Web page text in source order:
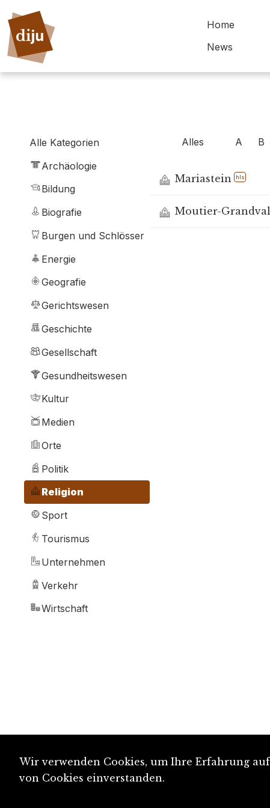
Home
News
Alle Kategorien
Archäologie
Bildung
Biografie
Burgen und Schlösser
Energie
Geografie
Gerichtswesen
Geschichte
Gesellschaft
Gesundheitswesen
Kultur
Medien
Orte
Politik
Religion
Sport
Tourismus
Unternehmen
Verkehr
Wirtschaft
Alles A B
Mariastein hls
Moutier-Grandval
Wir verwenden Cookies, um Ihre Erfahrung
von Cookies einverstanden.